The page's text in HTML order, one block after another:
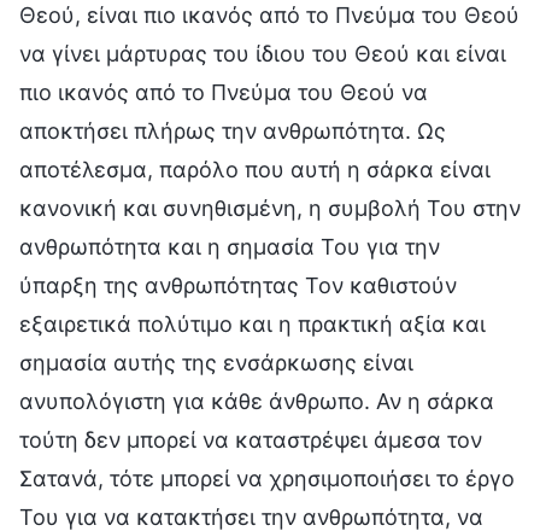
Θεού, είναι πιο ικανός από το Πνεύμα του Θεού
να γίνει μάρτυρας του ίδιου του Θεού και είναι
πιο ικανός από το Πνεύμα του Θεού να
αποκτήσει πλήρως την ανθρωπότητα. Ως
αποτέλεσμα, παρόλο που αυτή η σάρκα είναι
κανονική και συνηθισμένη, η συμβολή Του στην
ανθρωπότητα και η σημασία Του για την
ύπαρξη της ανθρωπότητας Τον καθιστούν
εξαιρετικά πολύτιμο και η πρακτική αξία και
σημασία αυτής της ενσάρκωσης είναι
ανυπολόγιστη για κάθε άνθρωπο. Αν η σάρκα
τούτη δεν μπορεί να καταστρέψει άμεσα τον
Σατανά, τότε μπορεί να χρησιμοποιήσει το έργο
Του για να κατακτήσει την ανθρωπότητα, να